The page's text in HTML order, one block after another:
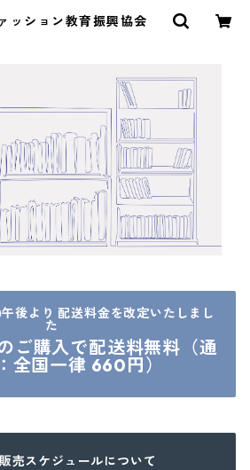
ッション教育振興協会
後より 配送料金を改定いたしまし
た
ご購入で配送料無料（通
全国一律 660円）
売スケジュールについて